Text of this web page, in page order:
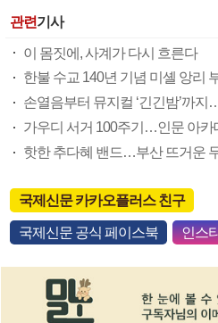
관련기사
이 몸짓에, 사계가 다시 흐른다
한불 수교 140년 기념 미셸 앙리
가우디 서거 100주기…인문 아카
핫한 추다혜 밴드…부산 뜨거운
국제신문 카카오플러스 친구
국제신문 공식 페이스북 인스